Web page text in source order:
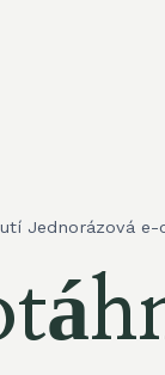
Jednorázová e-